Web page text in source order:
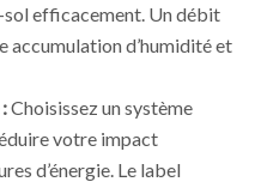
sol efficacement. Un débit
accumulation d’humidité et
Choisissez un système
votre impact
d’énergie. Le label